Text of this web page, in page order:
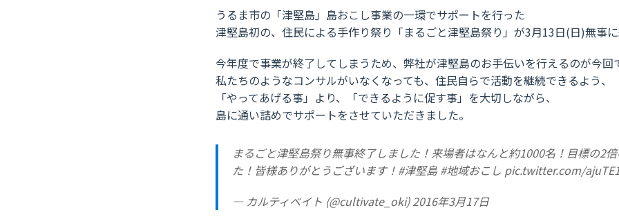
うるま市の「津堅島」島おこし事業の一環でサポートを行った
津堅島初の、住民による手作り祭り「まるごと津堅島祭り」が3月13日(日)無事に
今年度で事業が終了してしまうため、弊社が津堅島のお手伝いを行えるのが今回
私たちのようなコンサルがいなくなっても、住民自らで活動を継続できるよう、
「やってあげる事」より、「できるように促す事」を大切しながら、
島に通い詰めでサポートをさせていただきました。
まるごと津堅島祭り無事終了しました！来場者はなんと約1000名！目標の2
た！皆様ありがとうございます！ #津堅島 #地域おこし pic.twitter.com/
— カルティベイト (@cultivate_oki)2016年3月17日